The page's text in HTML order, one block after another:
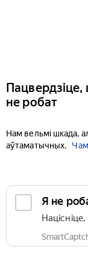
Пацвердзіце,
не робат
Нам вельмі шкада,
аўтаматычных.
Я не